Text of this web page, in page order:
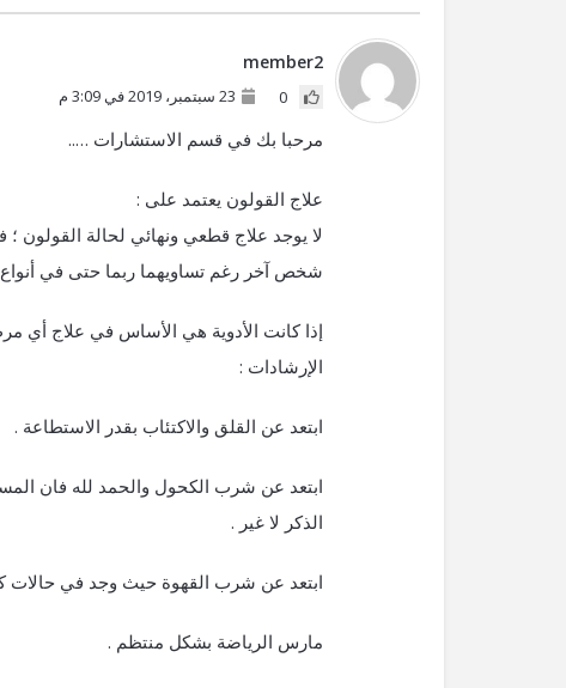
member2
0 23 سبتمبر، 2019 في 3:09 م
مرحبا بك في قسم الاستشارات …..
علاج القولون يعتمد على :
لا يوجد علاج قطعي ونهائي لحالة
شخص آخر رغم تساويهما ربما حتى في أنواع
إذا كانت الأدوية هي الأساس في علاج أي
الإرشادات :
ابتعد عن القلق والاكتئاب بقدر الاستطاعة .
ابتعد عن شرب الكحول والحمد لله فان
الذكر لا غير .
ابتعد عن شرب القهوة حيث وجد في حالات
مارس الرياضة بشكل منتظم .